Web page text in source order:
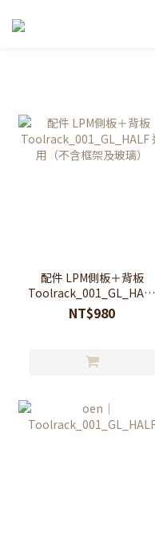
配件 LPM側板＋背板
Toolrack_001_GL_HALF
適用（不含框架及玻璃）
NT$980